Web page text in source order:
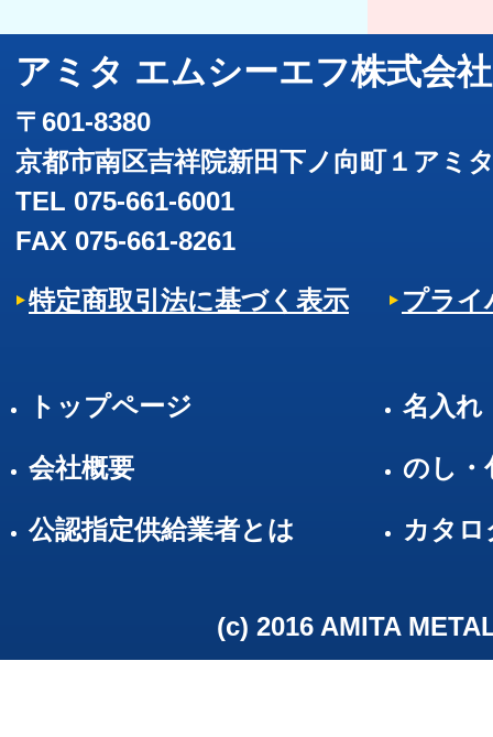
アミタ エムシーエフ株式会社
〒601-8380
京都市南区吉祥院新田下ノ向町１アミ
TEL 075-661-6001
FAX 075-661-8261
特定商取引法に基づく表示
プライ
トップページ
会社概要
公認指定供給業者とは
名入れ
のし・
カタロ
(c) 2016 AMITA